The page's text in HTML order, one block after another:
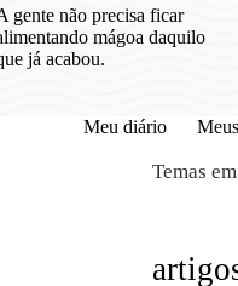
gente não precisa ficar
mágoa daquilo
já acabou.
Meu diário
Temas